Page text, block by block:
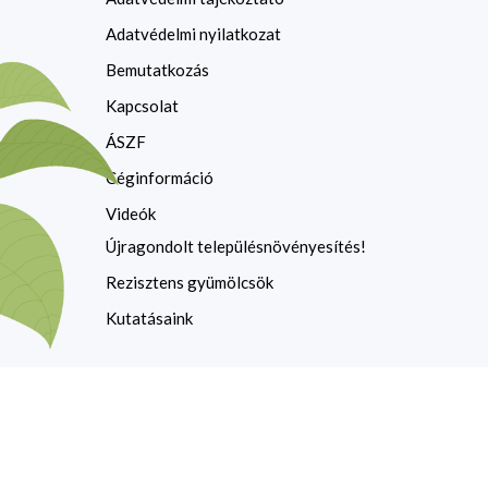
Adatvédelmi nyilatkozat
Bemutatkozás
Kapcsolat
ÁSZF
Céginformáció
Videók
Újragondolt településnövényesítés!
Rezisztens gyümölcsök
Kutatásaink